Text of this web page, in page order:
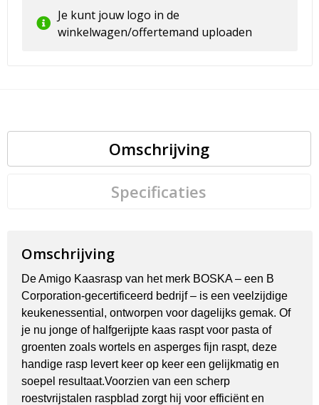
Je kunt jouw logo in de
winkelwagen/offertemand uploaden
Omschrijving
Specificaties
Omschrijving
De Amigo Kaasrasp van het merk BOSKA – een B
Corporation-gecertificeerd bedrijf – is een veelzijdige
keukenessential, ontworpen voor dagelijks gemak. Of
je nu jonge of halfgerijpte kaas raspt voor pasta of
groenten zoals wortels en asperges fijn raspt, deze
handige rasp levert keer op keer een gelijkmatig en
soepel resultaat.Voorzien van een scherp
roestvrijstalen raspblad zorgt hij voor efficiënt en